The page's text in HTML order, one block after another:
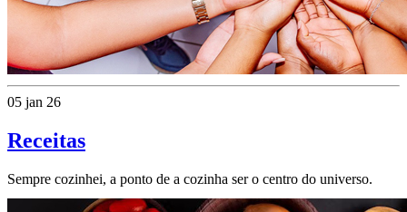
05 jan 26
Receitas
Sempre cozinhei, a ponto de a cozinha ser o centro do universo.